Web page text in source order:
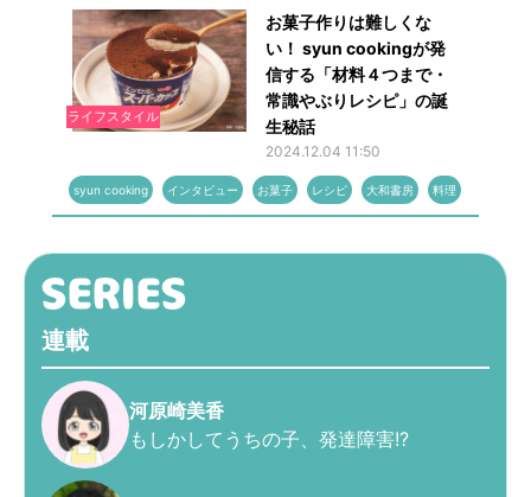
ライフスタイル
お菓子作りは難しくな
い！ syun cookingが発
信する「材料４つまで・
常識やぶりレシピ」の誕
生秘話
2024.12.04 11:50
syun cooking インタビュー お菓子 レシピ 大和書房 料理
連載
河原崎美香
もしかしてうちの子、発達障害!?